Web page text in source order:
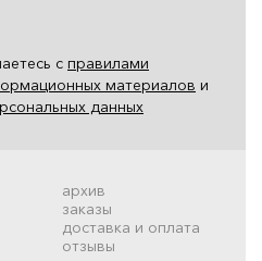
с правилами
материалов и
данных
архив
заказы
доставка и оплата
отзывы